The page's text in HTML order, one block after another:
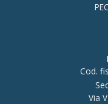
PEC
Cod.
Via